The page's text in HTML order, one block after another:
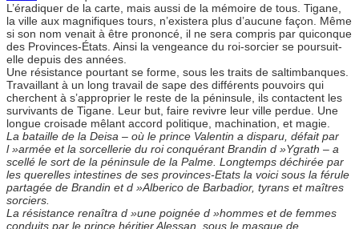
L’éradiquer de la carte, mais aussi de la mémoire de tous. Tigane,
la ville aux magnifiques tours, n’existera plus d’aucune façon. Même
si son nom venait à être prononcé, il ne sera compris par quiconque
des Provinces-États. Ainsi la vengeance du roi-sorcier se poursuit-
elle depuis des années.
Une résistance pourtant se forme, sous les traits de saltimbanques.
Travaillant à un long travail de sape des différents pouvoirs qui
cherchent à s’approprier le reste de la péninsule, ils contactent les
survivants de Tigane. Leur but, faire revivre leur ville perdue. Une
longue croisade mêlant accord politique, machination, et magie.
La bataille de la Deisa – où le prince Valentin a disparu, défait par
l »armée et la sorcellerie du roi conquérant Brandin d »Ygrath – a
scellé le sort de la péninsule de la Palme. Longtemps déchirée par
les querelles intestines de ses provinces-Etats la voici sous la férule
partagée de Brandin et d »Alberico de Barbadior, tyrans et maîtres
sorciers.
La résistance renaîtra d »une poignée d »hommes et de femmes
conduits par le prince héritier Alessan, sous le masque de